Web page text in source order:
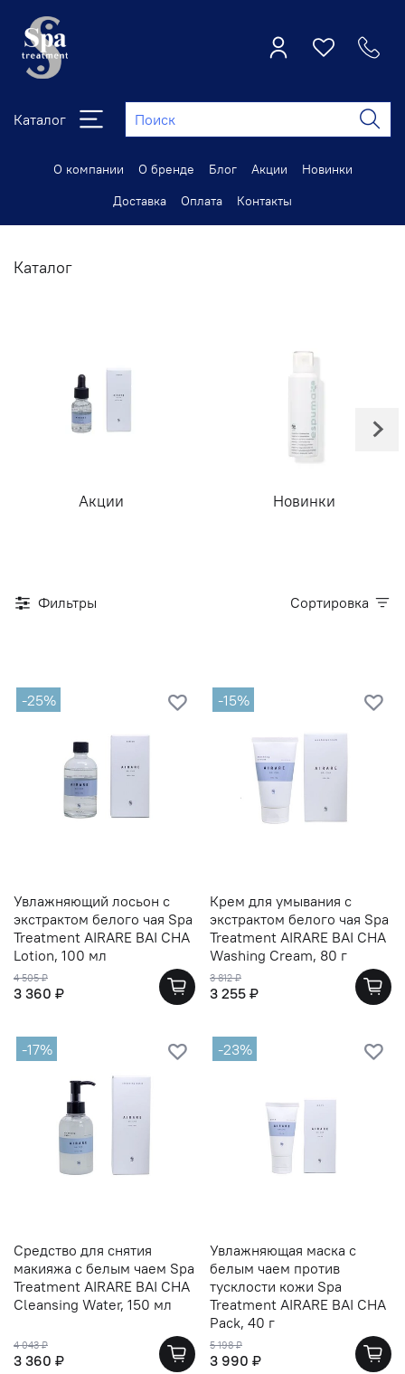
Каталог
О компании О бренде Блог Акции
Новинки
Доставка
Оплата Контакты
Каталог
Акции Новинки
Фильтры Сортировка
-25%
Увлажняющий лосьон с
экстрактом белого чая Spa
Treatment AIRARE BAI CHA
Lotion, 100 мл
4 505 ₽
3 360 ₽
-15%
Крем для умывания с
экстрактом белого чая Spa
Treatment AIRARE BAI CHA
Washing Cream, 80 г
3 812 ₽
3 255 ₽
-17%
Средство для снятия
макияжа с белым чаем Spa
Treatment AIRARE BAI CHA
Cleansing Water, 150 мл
4 043 ₽
3 360 ₽
-23%
Увлажняющая маска с
белым чаем против
тусклости кожи Spa
Treatment AIRARE BAI CHA
Pack, 40 г
5 198 ₽
3 990 ₽